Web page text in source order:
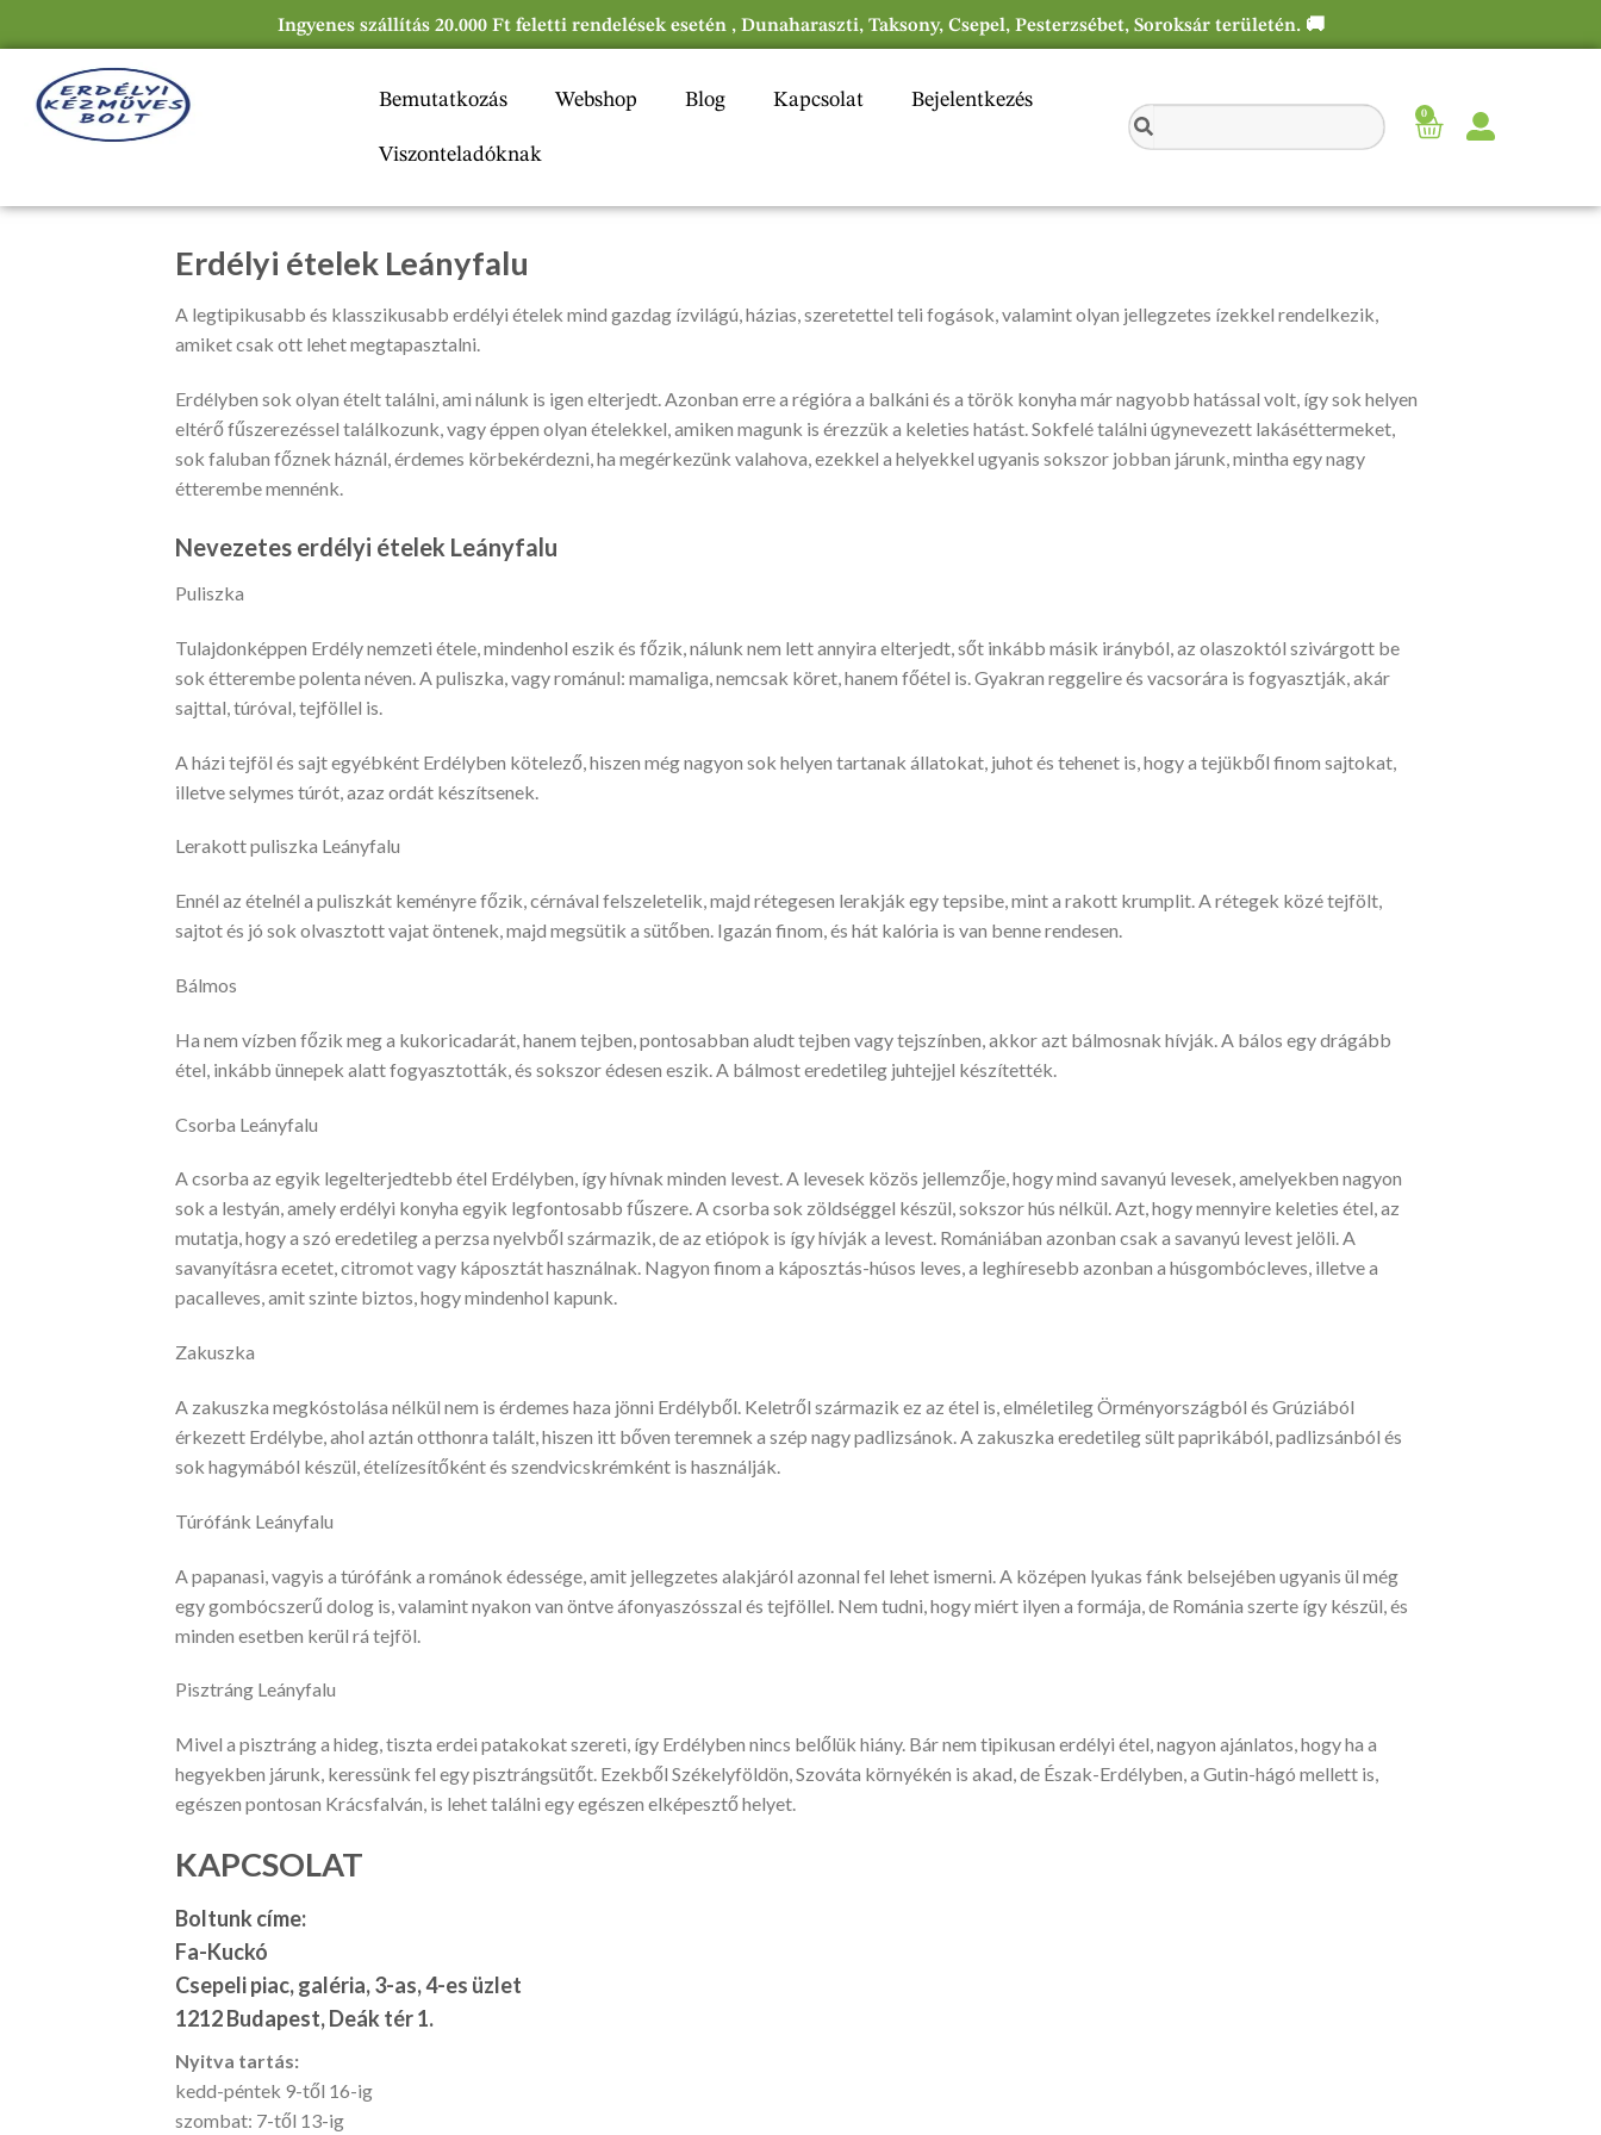
Ingyenes szállítás 20.000 Ft feletti rendelések esetén , Dunaharaszti, Taksony, Csepel, Pesterzsébet, Soroksár területén. 🚚
Bemutatkozás Webshop Blog Kapcsolat Bejelentkezés
Viszonteladóknak
0
Erdélyi ételek Leányfalu
A legtipikusabb és klasszikusabb erdélyi ételek mind gazdag ízvilágú, házias, szeretettel teli fogások, valamint olyan jellegzetes ízekkel rendelkezik,
amiket csak ott lehet megtapasztalni.
Erdélyben sok olyan ételt találni, ami nálunk is igen elterjedt. Azonban erre a régióra a balkáni és a török konyha már nagyobb hatással volt, így sok helyen
eltérő fűszerezéssel találkozunk, vagy éppen olyan ételekkel, amiken magunk is érezzük a keleties hatást. Sokfelé találni úgynevezett lakáséttermeket,
sok faluban főznek háznál, érdemes körbekérdezni, ha megérkezünk valahova, ezekkel a helyekkel ugyanis sokszor jobban járunk, mintha egy nagy
étterembe mennénk.
Nevezetes erdélyi ételek Leányfalu
Puliszka
Tulajdonképpen Erdély nemzeti étele, mindenhol eszik és főzik, nálunk nem lett annyira elterjedt, sőt inkább másik irányból, az olaszoktól szivárgott be
sok étterembe polenta néven. A puliszka, vagy románul: mamaliga, nemcsak köret, hanem főétel is. Gyakran reggelire és vacsorára is fogyasztják, akár
sajttal, túróval, tejföllel is.
A házi tejföl és sajt egyébként Erdélyben kötelező, hiszen még nagyon sok helyen tartanak állatokat, juhot és tehenet is, hogy a tejükből finom sajtokat,
illetve selymes túrót, azaz ordát készítsenek.
Lerakott puliszka Leányfalu
Ennél az ételnél a puliszkát keményre főzik, cérnával felszeletelik, majd rétegesen lerakják egy tepsibe, mint a rakott krumplit. A rétegek közé tejfölt,
sajtot és jó sok olvasztott vajat öntenek, majd megsütik a sütőben. Igazán finom, és hát kalória is van benne rendesen.
Bálmos
Ha nem vízben főzik meg a kukoricadarát, hanem tejben, pontosabban aludt tejben vagy tejszínben, akkor azt bálmosnak hívják. A bálos egy drágább
étel, inkább ünnepek alatt fogyasztották, és sokszor édesen eszik. A bálmost eredetileg juhtejjel készítették.
Csorba Leányfalu
A csorba az egyik legelterjedtebb étel Erdélyben, így hívnak minden levest. A levesek közös jellemzője, hogy mind savanyú levesek, amelyekben nagyon
sok a lestyán, amely erdélyi konyha egyik legfontosabb fűszere. A csorba sok zöldséggel készül, sokszor hús nélkül. Azt, hogy mennyire keleties étel, az
mutatja, hogy a szó eredetileg a perzsa nyelvből származik, de az etiópok is így hívják a levest. Romániában azonban csak a savanyú levest jelöli. A
savanyításra ecetet, citromot vagy káposztát használnak. Nagyon finom a káposztás-húsos leves, a leghíresebb azonban a húsgombócleves, illetve a
pacalleves, amit szinte biztos, hogy mindenhol kapunk.
Zakuszka
A zakuszka megkóstolása nélkül nem is érdemes haza jönni Erdélyből. Keletről származik ez az étel is, elméletileg Örményországból és Grúziából
érkezett Erdélybe, ahol aztán otthonra talált, hiszen itt bőven teremnek a szép nagy padlizsánok. A zakuszka eredetileg sült paprikából, padlizsánból és
sok hagymából készül, ételízesítőként és szendvicskrémként is használják.
Túrófánk Leányfalu
A papanasi, vagyis a túrófánk a románok édessége, amit jellegzetes alakjáról azonnal fel lehet ismerni. A középen lyukas fánk belsejében ugyanis ül még
egy gombócszerű dolog is, valamint nyakon van öntve áfonyaszósszal és tejföllel. Nem tudni, hogy miért ilyen a formája, de Románia szerte így készül, és
minden esetben kerül rá tejföl.
Pisztráng Leányfalu
Mivel a pisztráng a hideg, tiszta erdei patakokat szereti, így Erdélyben nincs belőlük hiány. Bár nem tipikusan erdélyi étel, nagyon ajánlatos, hogy ha a
hegyekben járunk, keressünk fel egy pisztrángsütőt. Ezekből Székelyföldön, Szováta környékén is akad, de Észak-Erdélyben, a Gutin-hágó mellett is,
egészen pontosan Krácsfalván, is lehet találni egy egészen elképesztő helyet.
KAPCSOLAT
Boltunk címe:
Fa-Kuckó
Csepeli piac, galéria, 3-as, 4-es üzlet
1212 Budapest, Deák tér 1.
Nyitva tartás:
kedd-péntek 9-től 16-ig
szombat: 7-től 13-ig